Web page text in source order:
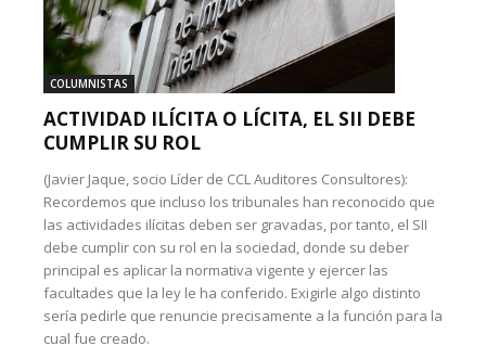
COLUMNISTAS
ACTIVIDAD ILÍCITA O LÍCITA, EL SII DEBE
CUMPLIR SU ROL
(Javier Jaque, socio Líder de CCL Auditores Consultores):
Recordemos que incluso los tribunales han reconocido que
las actividades ilícitas deben ser gravadas, por tanto, el SII
debe cumplir con su rol en la sociedad, donde su deber
principal es aplicar la normativa vigente y ejercer las
facultades que la ley le ha conferido. Exigirle algo distinto
sería pedirle que renuncie precisamente a la función para la
cual fue creado.